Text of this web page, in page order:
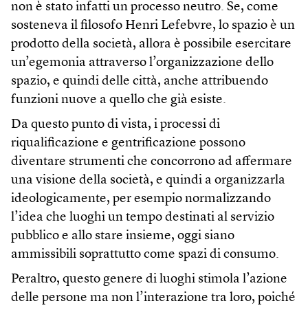
non è stato infatti un processo neutro. Se, come
sosteneva il filosofo Henri Lefebvre, lo spazio è un
prodotto della società, allora è possibile esercitare
un’egemonia attraverso l’organizzazione dello
spazio, e quindi delle città, anche attribuendo
funzioni nuove a quello che già esiste.
Da questo punto di vista, i processi di
riqualificazione e gentrificazione possono
diventare strumenti che concorrono ad affermare
una visione della società, e quindi a organizzarla
ideologicamente, per esempio normalizzando
l’idea che luoghi un tempo destinati al servizio
pubblico e allo stare insieme, oggi siano
ammissibili soprattutto come spazi di consumo.
Peraltro, questo genere di luoghi stimola l’azione
delle persone ma non l’interazione tra loro, poiché